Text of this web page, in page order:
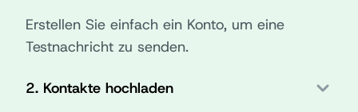
Erstellen Sie einfach ein Konto, um eine
Testnachricht zu senden.
2. Kontakte hochladen